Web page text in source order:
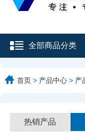
全部商品分类
首页 > 产品中心 > 产
热销产品